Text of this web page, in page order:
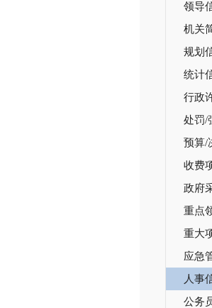
领导
机关
规划
统计
行政
处罚/
预算/
收费
政府
重点
重大
应急
人事
公务